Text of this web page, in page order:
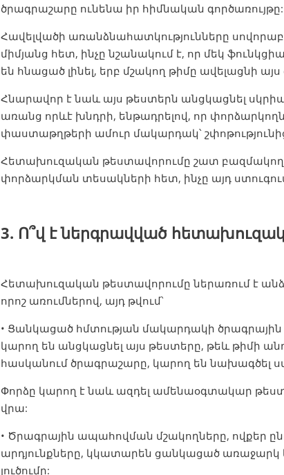
ծրագրաշարը ունենա իր հիմնական գործառույթը:
Հավելվածի առանձնահատկությունները
միմյանց հետ, ինչը նշանակում է, որ մեկ
են հնացած լինել, երբ մշակող թիմը ավելացնի
Հնարավոր է նաև այս թեստերն անցկացնել
առանց որևէ խնդրի, ենթադրելով, որ
փաստաթղթերի ամուր մակարդակ՝
Հետախուզական թեստավորումը շատ
փորձարկման տեսակների հետ, ինչը այդ
3. Ո՞վ է ներգրավված
Հետախուզական թեստավորումը ներառում է
որոշ առումներով, այդ թվում՝
• Ցանկացած հմտության մակարդակի
կարող են անցկացնել այս թեստերը, թեև թիմի
հասկանում ծրագրաշարը, կարող են նախագծել
Փորձը կարող է նաև ազդել ամենաօգտակար
վրա:
• Ծրագրային ապահովման մշակողները, ովքեր
արդյունքները, կկատարեն ցանկացած առաջարկ
լուծումը: